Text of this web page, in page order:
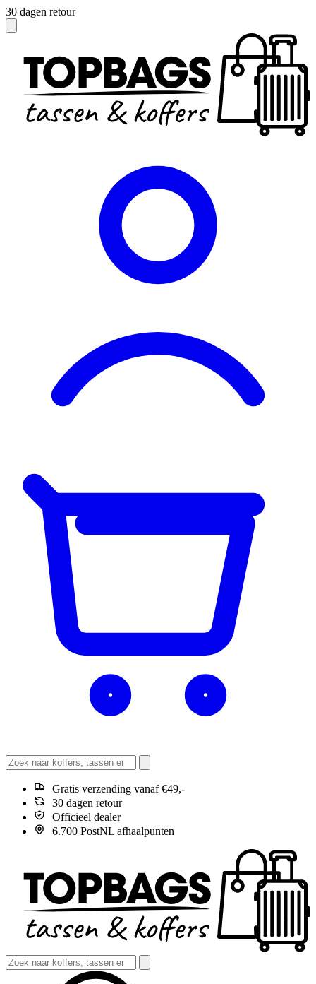
30 dagen retour
Gratis verzending vanaf €49,-
30 dagen retour
Officieel dealer
6.700 PostNL afhaalpunten